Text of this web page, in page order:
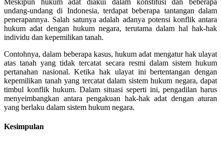
undang-undang di Indonesia, terdapat beberapa tantangan dalam
penerapannya. Salah satunya adalah adanya potensi konflik antara
hukum adat dengan hukum negara, terutama dalam hal hak-hak
individu dan kepemilikan tanah.
Contohnya, dalam beberapa kasus, hukum adat mengatur hak ulayat
atas tanah yang tidak tercatat secara resmi dalam sistem hukum
pertanahan nasional. Ketika hak ulayat ini bertentangan dengan
kepemilikan tanah yang tercatat dalam sistem hukum negara, dapat
timbul konflik hukum. Dalam situasi seperti ini, pengadilan harus
menyeimbangkan antara pengakuan hak-hak adat dengan aturan
yang berlaku dalam sistem hukum negara.
Kesimpulan